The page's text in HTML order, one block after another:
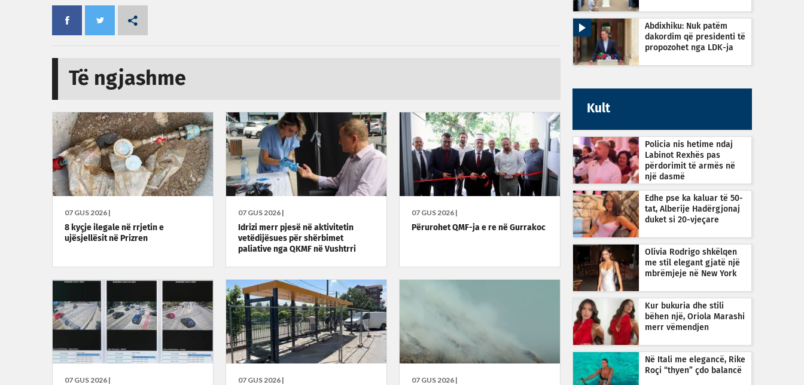
Të ngjashme
07 GUS 2026 |
8 kyçje ilegale në rrjetin e
ujësjellësit në Prizren
07 GUS 2026 |
Idrizi merr pjesë në aktivitetin
vetëdijësues për shërbimet
paliative nga QKMF në Vushtrri
07 GUS 2026 |
Përurohet QMF-ja e re në Gurrakoc
07 GUS 2026 | 07 GUS 2026 | 07 GUS 2026 |
Abdixhiku: Nuk patëm
dakordim që presidenti të
propozohet nga LDK-ja
Kult
Policia nis hetime ndaj
Labinot Rexhës pas
përdorimit të armës në
një dasmë
Edhe pse ka kaluar të 50-
tat, Alberije Hadërgjonaj
duket si 20-vjeçare
Olivia Rodrigo shkëlqen
me stil elegant gjatë një
mbrëmjeje në New York
Kur bukuria dhe stili
bëhen një, Oriola Marashi
merr vëmendjen
Në Itali me elegancë, Rike
Roçi “thyen” çdo balancë